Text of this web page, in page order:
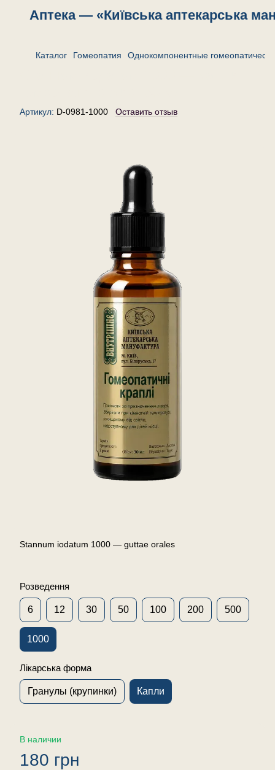
Аптека — «Київська аптекарська
Каталог Гомеопатия Однокомпонентные
Артикул: D-0981-1000 Оставить отзыв
Stannum iodatum 1000 — guttae orales
Розведення
6 12 30 50 100 200 500
1000
Лікарська форма
Гранулы (крупинки) Капли
В наличии
180 грн